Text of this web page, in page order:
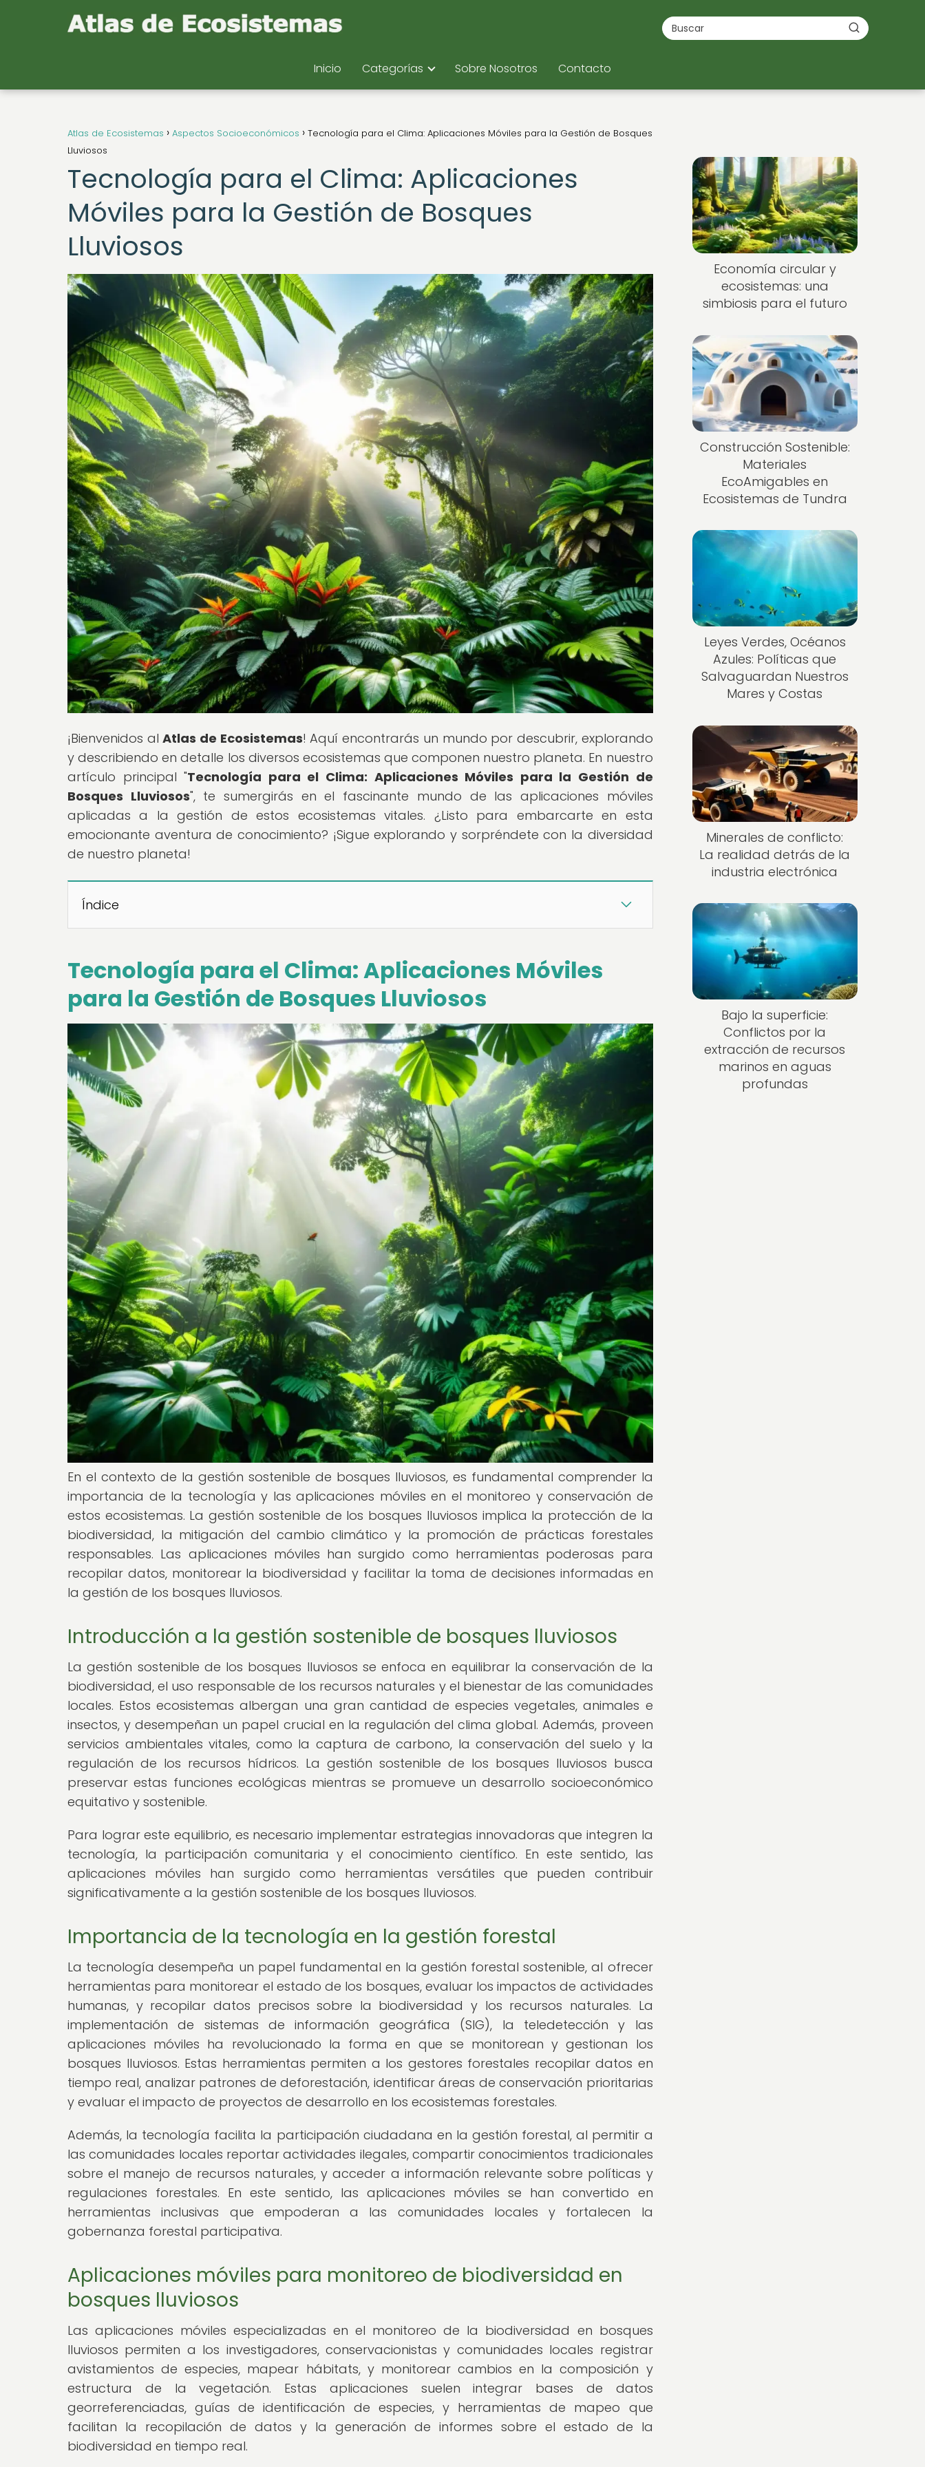
Inicio Categorías Sobre Nosotros Contacto
Atlas de Ecosistemas Aspectos Socioeconómicos
Tecnología para el Clima: Aplicaciones Móviles para la Gestión de Bosques
Lluviosos
Tecnología para el Clima: Aplicaciones
Móviles para la Gestión de Bosques
Lluviosos
¡Bienvenidos alAtlas de Ecosistemas! Aquí encontrarás un mundo por descubrir, explorando
y describiendo en detalle los diversos ecosistemas que componen nuestro planeta. En nuestro
artículo principal "Tecnología para el Clima: Aplicaciones Móviles para la Gestión de
Bosques Lluviosos", te sumergirás en el fascinante mundo de las aplicaciones móviles
aplicadas a la gestión de estos ecosistemas vitales. ¿Listo para embarcarte en esta
emocionante aventura de conocimiento? ¡Sigue explorando y sorpréndete con la diversidad
de nuestro planeta!
Índice
Tecnología para el Clima: Aplicaciones Móviles
para la Gestión de Bosques Lluviosos
En el contexto de la gestión sostenible de bosques lluviosos, es fundamental comprender la
importancia de la tecnología y las aplicaciones móviles en el monitoreo y conservación de
estos ecosistemas. La gestión sostenible de los bosques lluviosos implica la protección de la
biodiversidad, la mitigación del cambio climático y la promoción de prácticas forestales
responsables. Las aplicaciones móviles han surgido como herramientas poderosas para
recopilar datos, monitorear la biodiversidad y facilitar la toma de decisiones informadas en
la gestión de los bosques lluviosos.
Introducción a la gestión sostenible de bosques lluviosos
La gestión sostenible de los bosques lluviosos se enfoca en equilibrar la conservación de la
biodiversidad, el uso responsable de los recursos naturales y el bienestar de las comunidades
locales. Estos ecosistemas albergan una gran cantidad de especies vegetales, animales e
insectos, y desempeñan un papel crucial en la regulación del clima global. Además, proveen
servicios ambientales vitales, como la captura de carbono, la conservación del suelo y la
regulación de los recursos hídricos. La gestión sostenible de los bosques lluviosos busca
preservar estas funciones ecológicas mientras se promueve un desarrollo socioeconómico
equitativo y sostenible.
Para lograr este equilibrio, es necesario implementar estrategias innovadoras que integren la
tecnología, la participación comunitaria y el conocimiento científico. En este sentido, las
aplicaciones móviles han surgido como herramientas versátiles que pueden contribuir
significativamente a la gestión sostenible de los bosques lluviosos.
Importancia de la tecnología en la gestión forestal
La tecnología desempeña un papel fundamental en la gestión forestal sostenible, al ofrecer
herramientas para monitorear el estado de los bosques, evaluar los impactos de actividades
humanas, y recopilar datos precisos sobre la biodiversidad y los recursos naturales. La
implementación de sistemas de información geográfica (SIG), la teledetección y las
aplicaciones móviles ha revolucionado la forma en que se monitorean y gestionan los
bosques lluviosos. Estas herramientas permiten a los gestores forestales recopilar datos en
tiempo real, analizar patrones de deforestación, identificar áreas de conservación prioritarias
y evaluar el impacto de proyectos de desarrollo en los ecosistemas forestales.
Además, la tecnología facilita la participación ciudadana en la gestión forestal, al permitir a
las comunidades locales reportar actividades ilegales, compartir conocimientos tradicionales
sobre el manejo de recursos naturales, y acceder a información relevante sobre políticas y
regulaciones forestales. En este sentido, las aplicaciones móviles se han convertido en
herramientas inclusivas que empoderan a las comunidades locales y fortalecen la
gobernanza forestal participativa.
Aplicaciones móviles para monitoreo de biodiversidad en
bosques lluviosos
Las aplicaciones móviles especializadas en el monitoreo de la biodiversidad en bosques
lluviosos permiten a los investigadores, conservacionistas y comunidades locales registrar
avistamientos de especies, mapear hábitats, y monitorear cambios en la composición y
estructura de la vegetación. Estas aplicaciones suelen integrar bases de datos
georreferenciadas, guías de identificación de especies, y herramientas de mapeo que
facilitan la recopilación de datos y la generación de informes sobre el estado de la
biodiversidad en tiempo real.
Economía circular y
ecosistemas: una
simbiosis para el futuro
Construcción Sostenible:
Materiales
EcoAmigables en
Ecosistemas de Tundra
Leyes Verdes, Océanos
Azules: Políticas que
Salvaguardan Nuestros
Mares y Costas
Minerales de conflicto:
La realidad detrás de la
industria electrónica
Bajo la superficie:
Conflictos por la
extracción de recursos
marinos en aguas
profundas